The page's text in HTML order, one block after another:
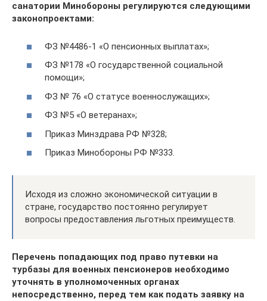
санатории Минобороны регулируются следующими
законопроектами:
ФЗ №4486-1 «О пенсионных выплатах»;
ФЗ №178 «О государственной социальной
помощи»;
ФЗ № 76 «О статусе военнослужащих»;
ФЗ №5 «О ветеранах»;
Приказ Минздрава РФ №328;
Приказ Минобороны РФ №333.
Исходя из сложно экономической ситуации в
стране, государство постоянно регулирует
вопросы предоставления льготных преимуществ.
Перечень попадающих под право путевки на
турбазы для военных пенсионеров необходимо
уточнять в уполномоченных органах
непосредственно, перед тем как подать заявку на